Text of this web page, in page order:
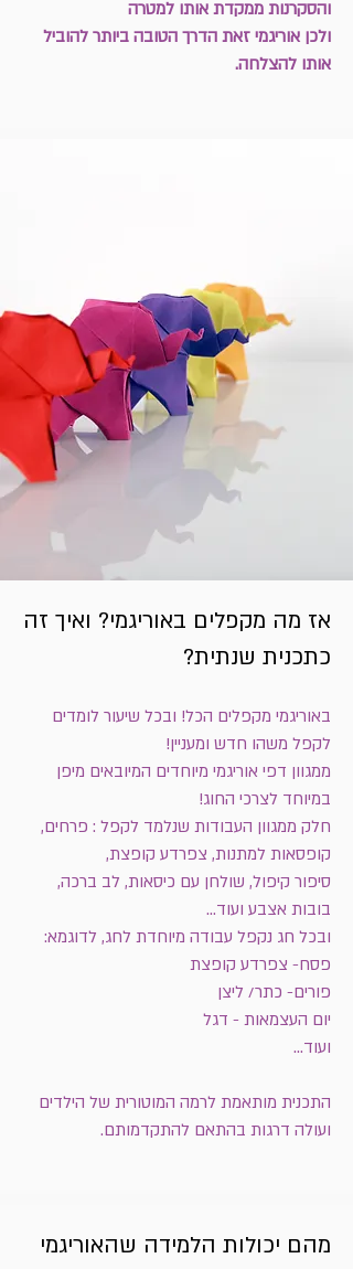
והסקרנות ממקדת אותו למטרה
ולכן אוריגמי זאת הדרך הטובה ביותר להוביל
אותו להצלחה.
אז מה מקפלים באוריגמי? ואיך זה
כתכנית שנתית?
באוריגמי מקפלים הכל! ובכל שיעור לומדים
לקפל משהו חדש ומעניין!
ממגוון דפי אוריגמי מיוחדים המיובאים מיפן
במיוחד לצרכי החוג!
חלק ממגוון העבודות שנלמד לקפל : פרחים,
קופסאות למתנות, צפרדע קופצת,
סיפור קיפול, שולחן עם כיסאות, לב ברכה,
בובות אצבע ועוד...
ובכל חג נקפל עבודה מיוחדת לחג, לדוגמא:
פסח- צפרדע קופצת
פורים- כתר/ ליצן
יום העצמאות - דגל
ועוד...
התכנית מותאמת לרמה המוטורית של הילדים
ועולה דרגות בהתאם להתקדמותם.
מהם יכולות הלמידה שהאוריגמי